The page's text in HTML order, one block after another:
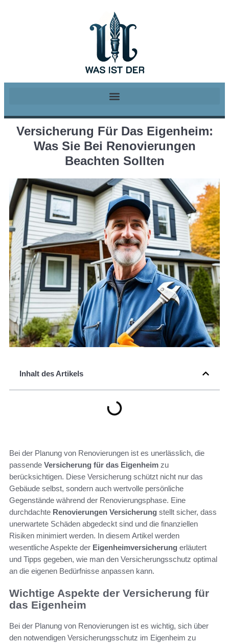
Versicherung Für Das Eigenheim:
Was Sie Bei Renovierungen
Beachten Sollten
Inhalt des Artikels
Bei der Planung von Renovierungen ist es unerlässlich, die
passende Versicherung für das Eigenheim zu
berücksichtigen. Diese Versicherung schützt nicht nur das
Gebäude selbst, sondern auch wertvolle persönliche
Gegenstände während der Renovierungsphase. Eine
durchdachte Renovierungen Versicherung stellt sicher, dass
unerwartete Schäden abgedeckt sind und die finanziellen
Risiken minimiert werden. In diesem Artikel werden
wesentliche Aspekte der Eigenheimversicherung erläutert
und Tipps gegeben, wie man den Versicherungsschutz optimal
an die eigenen Bedürfnisse anpassen kann.
Wichtige Aspekte der Versicherung für
das Eigenheim
Bei der Planung von Renovierungen ist es wichtig, sich über
den notwendigen Versicherungsschutz im Eigenheim zu